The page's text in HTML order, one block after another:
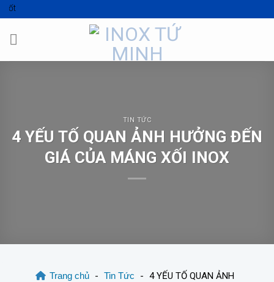
Skip
to
content
tốt
TIN TỨC
4 YẾU TỐ QUAN ẢNH HƯỞNG ĐẾN
GIÁ CỦA MÁNG XỐI INOX
Trang chủ - Tin Tức - 4 YẾU TỐ QUAN ẢNH